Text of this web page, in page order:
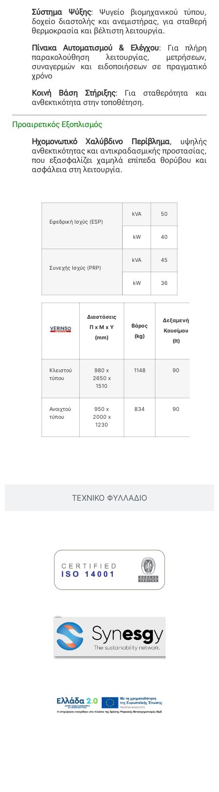
Σύστημα Ψύξης: Ψυγείο βιομηχανικού τύπου,
δοχείο διαστολής και ανεμιστήρας, για σταθερή
θερμοκρασία και βέλτιστη λειτουργία.
Πίνακα Αυτοματισμού & Ελέγχου: Για πλήρη
παρακολούθηση λειτουργίας, μετρήσεων,
συναγερμών και ειδοποιήσεων σε πραγματικό
χρόνο
Κοινή Βάση Στήριξης: Για σταθερότητα και
ανθεκτικότητα στην τοποθέτηση.
Προαιρετικός Εξοπλισμός
Ηχομονωτικό Χαλύβδινο Περίβλημα, υψηλής
ανθεκτικότητας και αντικραδασμικής προστασίας,
που εξασφαλίζει χαμηλά επίπεδα θορύβου και
ασφάλεια στη λειτουργία.
ΤΕΧΝΙΚΟ ΦΥΛΛΑΔΙΟ
Εφεδρική Ισχύς (ESP)
kVA 50
kW 40
Συνεχής Ισχύς (PRP)
kVA 45
kW 36
Διαστάσεις
Π x Μ x Υ
(mm)
Βάρος
(kg)
Δεξαμενή
Καυσίμου
(lt)
Κλειστού
τύπου
980 x
2650 x
1510
1148 90
Ανοιχτού
τύπου
950 x
2000 x
1230
834 90